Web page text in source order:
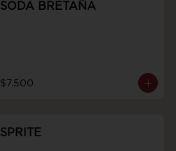
SODA BRETAÑA
$7.500
SPRITE